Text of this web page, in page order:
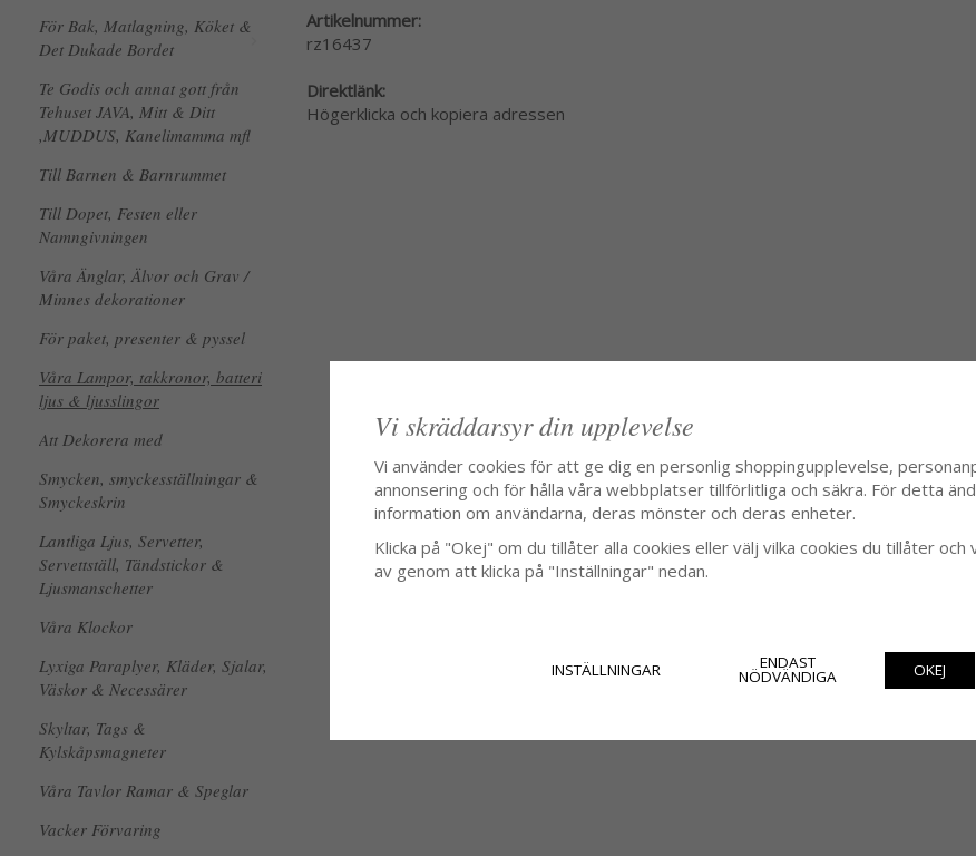
För Bak, Matlagning, Köket &
Det Dukade Bordet
Te Godis och annat gott från
Tehuset JAVA, Mitt & Ditt
,MUDDUS, Kanelimamma mfl
Till Barnen & Barnrummet
Till Dopet, Festen eller
Namngivningen
Våra Änglar, Älvor och Grav /
Minnes dekorationer
För paket, presenter & pyssel
Våra Lampor, takkronor, batteri
ljus & ljusslingor
Att Dekorera med
Smycken, smyckesställningar &
Smyckeskrin
Lantliga Ljus, Servetter,
Servettställ, Tändstickor &
Ljusmanschetter
Våra Klockor
Lyxiga Paraplyer, Kläder, Sjalar,
Väskor & Necessärer
Skyltar, Tags &
Kylskåpsmagneter
Våra Tavlor Ramar & Speglar
Vacker Förvaring
Artikelnummer:
rz16437
Direktlänk:
Högerklicka och kopiera adressen
Vi skräddarsyr din upplevelse
Vi använder cookies för att ge dig en personlig shoppingupplevelse,
annonsering och för hålla våra webbplatser tillförlitliga och säkra. För detta
information om användarna, deras mönster och deras enheter.
Klicka på "Okej" om du tillåter alla cookies eller välj vilka cookies du tillåter och
av genom att klicka på "Inställningar" nedan.
INSTÄLLNINGAR ENDAST
NÖDVÄNDIGA OKEJ